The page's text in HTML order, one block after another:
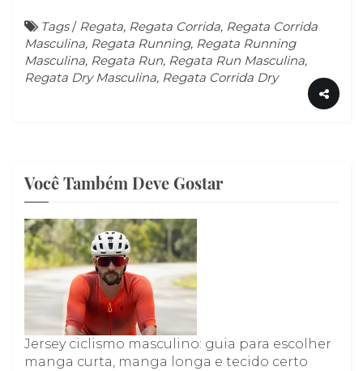
Tags/ Regata, Regata Corrida, Regata Corrida
Masculina, Regata Running, Regata Running
Masculina, Regata Run, Regata Run Masculina,
Regata Dry Masculina, Regata Corrida Dry
Você Também Deve Gostar
Jersey ciclismo masculino: guia para escolher
manga curta, manga longa e tecido certo